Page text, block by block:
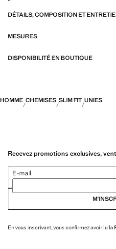
minimalistes et aux détails
élégante
DÉTAILS, COMPOSITION ET
MESURES
DISPONIBILITÉ EN BOUTIQUE
HOMME CHEMISES SLIM FIT UNIES
Recevez promotions exclusives,
E-mail
En vous inscrivant, vous confirmez avoir lu la